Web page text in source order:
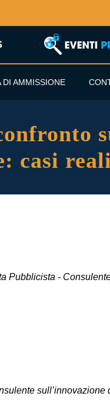
DI AMMISSIONE
casi
Pubblicista -
sull’innovazione